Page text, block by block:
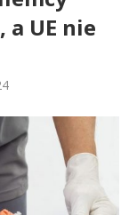
UE nie